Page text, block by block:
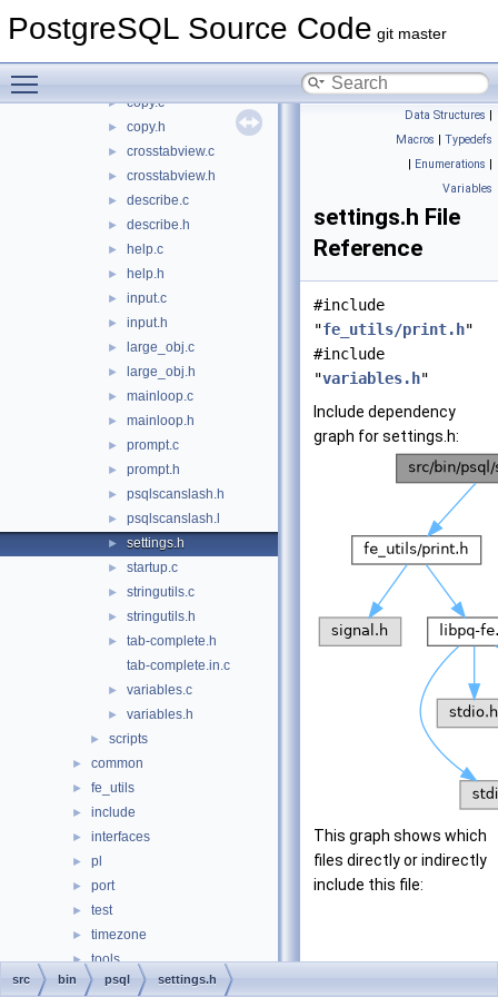
PostgreSQL Source Code git master
► command.h
► copy.c
► copy.h
► crosstabview.c
► crosstabview.h
► describe.c
► describe.h
► help.c
► help.h
► input.c
► input.h
► large_obj.c
► large_obj.h
► mainloop.c
► mainloop.h
► prompt.c
► prompt.h
► psqlscanslash.h
► psqlscanslash.l
► settings.h
► startup.c
► stringutils.c
► stringutils.h
►
tab-complete.h
tab-complete.in.c
► variables.c
► variables.h
► scripts
► common
► fe_utils
► include
► interfaces
► pl
► port
► test
► timezone
► tools
► tutorial
Data Structures |
Macros | Typedefs
| Enumerations |
Variables
settings.h File
Reference
#include
"fe_utils/print.h"
#include
"variables.h"
Include dependency
graph for settings.h:
This graph shows which
files directly or indirectly
include this file:
src bin psql settings.h